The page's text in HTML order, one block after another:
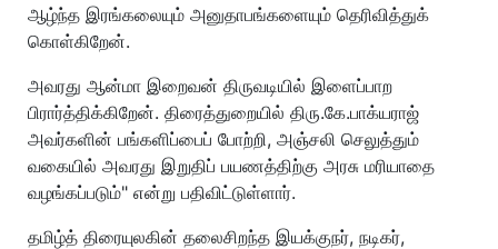
ஆழ்ந்த இரங்கலையும் அனுதாபங்களையும் தெரிவித்துக்
கொள்கிறேன்.
அவரது ஆன்மா இறைவன் திருவடியில் இளைப்பாற
பிரார்த்திக்கிறேன். திரைத்துறையில் திரு.கே.பாக்யராஜ்
அவர்களின் பங்களிப்பைப் போற்றி, அஞ்சலி செலுத்தும்
வகையில் அவரது இறுதிப் பயணத்திற்கு அரசு மரியாதை
வழங்கப்படும்" என்று பதிவிட்டுள்ளார்.
தமிழ்த் திரையுலகின் தலைசிறந்த இயக்குநர், நடிகர்,